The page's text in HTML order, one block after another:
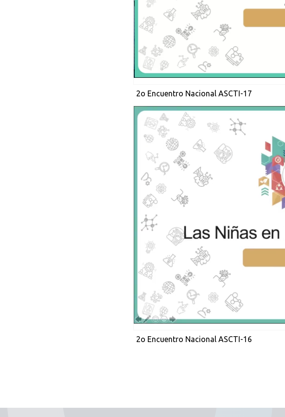
2o Encuentro Nacional ASCTI-17
2o Encuentro Nacional ASCTI-16